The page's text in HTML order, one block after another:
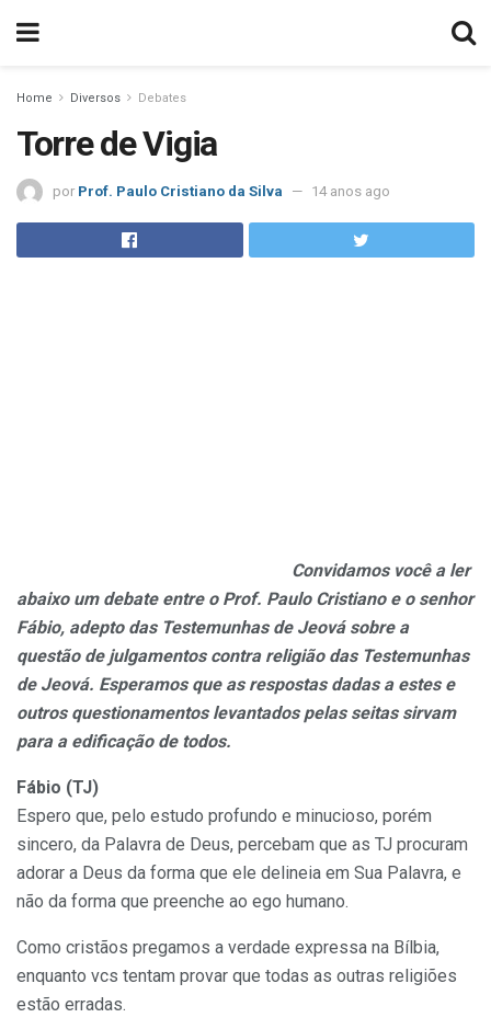
Home Diversos Debates
Torre de Vigia
por Prof. Paulo Cristiano da Silva 14 anos ago
Convidamos você a ler
abaixo um debate entre o Prof. Paulo Cristiano e o senhor
Fábio, adepto das Testemunhas de Jeová sobre a
questão de julgamentos contra religião das Testemunhas
de Jeová. Esperamos que as respostas dadas a estes e
outros questionamentos levantados pelas seitas sirvam
para a edificação de todos.
Fábio (TJ)
Espero que, pelo estudo profundo e minucioso, porém
sincero, da Palavra de Deus, percebam que as TJ procuram
adorar a Deus da forma que ele delineia em Sua Palavra, e
não da forma que preenche ao ego humano.
Como cristãos pregamos a verdade expressa na Bílbia,
enquanto vcs tentam provar que todas as outras religiões
estão erradas.